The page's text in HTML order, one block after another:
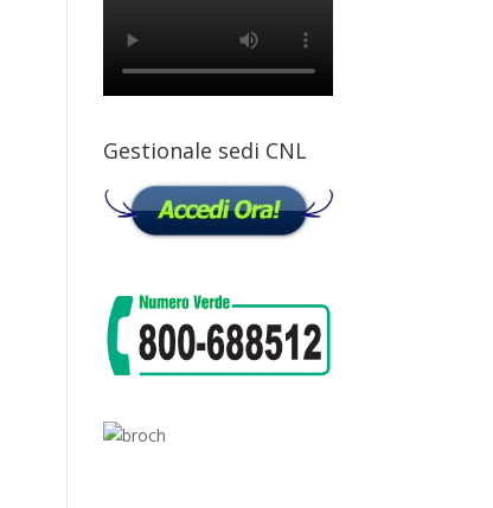
Gestionale sedi CNL